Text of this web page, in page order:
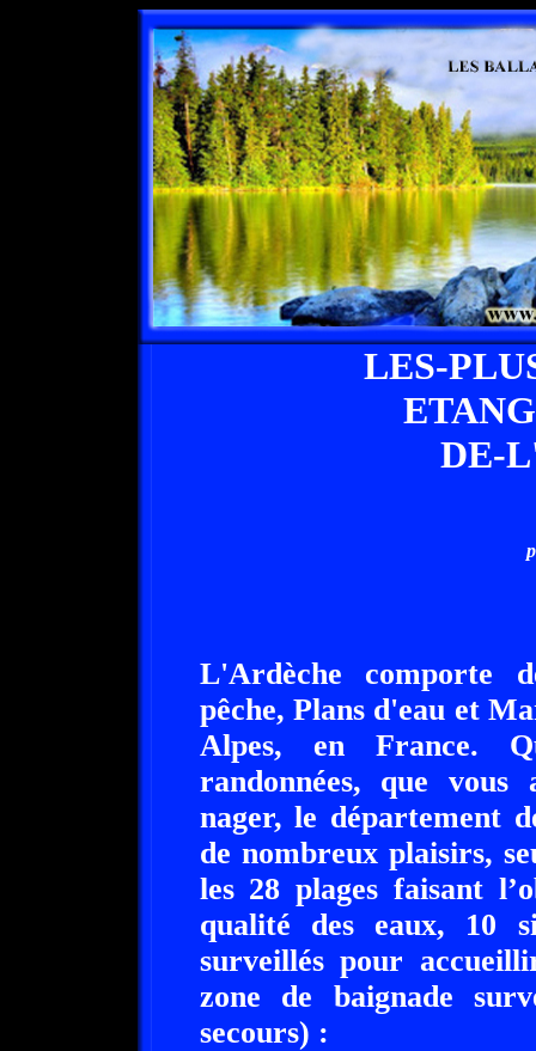
LES-
DE-
L'Ardèche comporte
pêche, Plans d'eau et
Alpes, en France.
randonnées, que vous
nager, le département
de nombreux plaisirs,
les 28 plages faisant
qualité des eaux, 10
surveillés pour
zone de baignade
secours) :